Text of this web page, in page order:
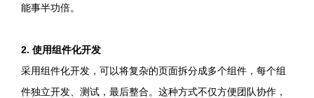
能事半功倍。
2. 使用组件化开发
采用组件化开发，可以将复杂的页面拆分成多个组件，每个组
件独立开发、测试，最后整合。这种方式不仅方便团队协作，